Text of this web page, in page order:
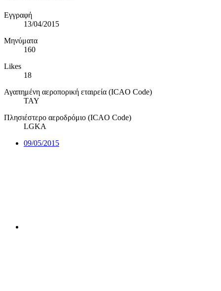
Εγγραφή
13/04/2015
Μηνύματα
160
Likes
18
Αγαπημένη αεροπορική εταιρεία (ICAO Code)
TAY
Πλησιέστερο αεροδρόμιο (ICAO Code)
LGKA
09/05/2015